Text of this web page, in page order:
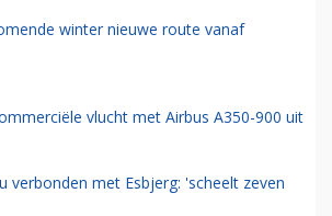
winter nieuwe route vanaf
vlucht met Airbus A350-900 uit
verbonden met Esbjerg: 'scheelt zeven